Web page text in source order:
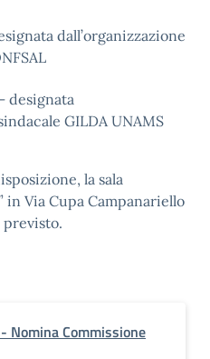
dall’organizzazione
designata
GILDA UNAMS
la sala
Via Cupa Campanariello
previsto.
Nomina Commissione